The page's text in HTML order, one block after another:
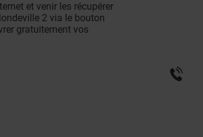
et venir les récupérer
2 via le bouton
gratuitement vos